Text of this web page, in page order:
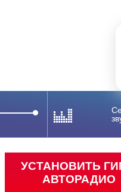
УСТАНОВИТЬ
АВТОРАДИО